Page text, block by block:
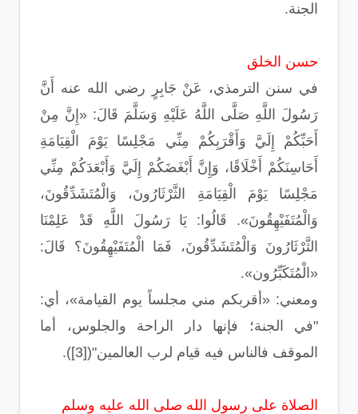
الجنة.
حسن الخلق
في سنن الترمذي، عَنْ جَابِرٍ رضي الله عنه أَنَّ
رَسُولَ اللَّهِ صَلَّى اللَّهُ عَلَيْهِ وَسَلَّمَ قَالَ: «إِنَّ مِنْ
أَحَبِّكُمْ إِلَيَّ وَأَقْرَبِكُمْ مِنِّي مَجْلِسًا يَوْمَ الْقِيَامَةِ
أَحَاسِنَكُمْ أَخْلَاقًا، وَإِنَّ أَبْغَضَكُمْ إِلَيَّ وَأَبْعَدَكُمْ مِنِّي
مَجْلِسًا يَوْمَ الْقِيَامَةِ الثَّرْثَارُونَ، وَالْمُتَشَدِّقُونَ،
وَالْمُتَفَيْهِقُونَ». قَالُوا: يَا رَسُولَ اللَّهِ قَدْ عَلِمْنَا
الثَّرْثَارُونَ وَالْمُتَشَدِّقُونَ، فَمَا الْمُتَفَيْهِقُونَ؟ قَالَ:
«الْمُتَكَبِّرُون».
ومعني: «أقربكم مني مجلساً يوم القيامة»، أي:
"في الجنة؛ فإنها دار الراحة والجلوس، أما
الموقف فالناس فيه قيام لرب العالمين"([3]).
الصلاة على رسول الله صلى الله عليه وسلم